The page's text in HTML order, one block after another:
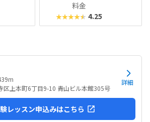
料金
★★★★★ 4.25
区上本町6丁目9-10 青山ビル本館305号
詳細
レッスン申込みはこちら